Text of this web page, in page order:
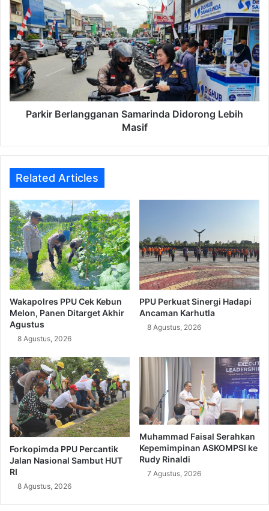
Berlangganan
Samarinda
Didorong
Lebih
Masif
Parkir Berlangganan Samarinda Didorong Lebih
Masif
Related Articles
Wakapolres PPU Cek Kebun
Melon, Panen Ditarget Akhir
Agustus
8 Agustus, 2026
PPU Perkuat Sinergi Hadapi
Ancaman Karhutla
8 Agustus, 2026
Forkopimda PPU Percantik
Jalan Nasional Sambut HUT
RI
8 Agustus, 2026
Muhammad Faisal Serahkan
Kepemimpinan ASKOMPSI ke
Rudy Rinaldi
7 Agustus, 2026